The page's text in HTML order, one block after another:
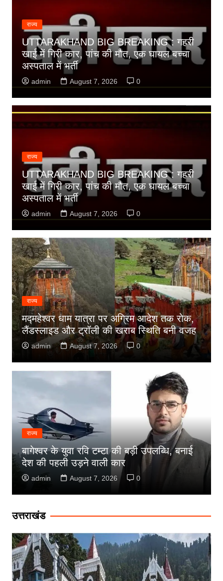
राज्य
UTTARAKHAND BIG BREAKING : गहरी
खाई में गिरी कार, पांच की मौत, एक घायल बच्चा
अस्पताल में भर्ती
admin August 7, 2026 0
राज्य
UTTARAKHAND BIG BREAKING : गहरी
खाई में गिरी कार, पांच की मौत, एक घायल बच्चा
अस्पताल में भर्ती
admin August 7, 2026 0
राज्य
मद्महेश्वर धाम यात्रा पर अग्रिम आदेश तक रोक,
लैंडस्लाइड और ट्रॉली की खराब स्थिति बनी वजह
admin August 7, 2026 0
राज्य
बागेश्वर के युवा रवि टम्टा की बड़ी उपलब्धि, बनाई
देश की पहली उड़ने वाली कार
admin August 7, 2026 0
उत्तराखंड